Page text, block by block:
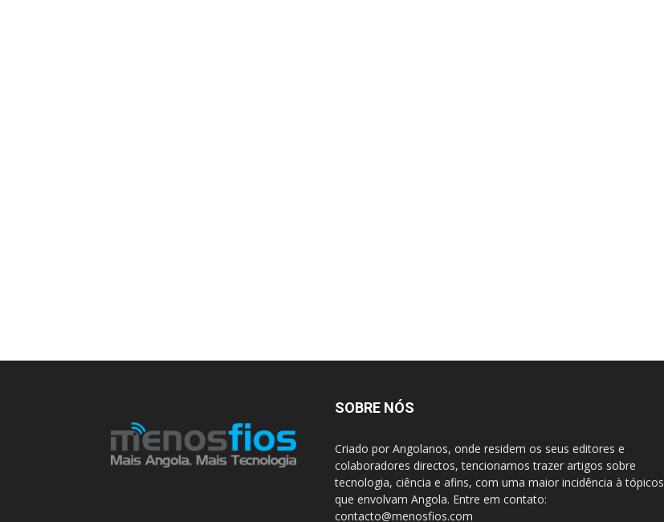
SOBRE NÓS
Criado por Angolanos, onde residem os seus editores e
colaboradores directos, tencionamos trazer artigos sobre
tecnologia, ciência e afins, com uma maior incidência à tópicos
que envolvam Angola. Entre em contato:
contacto@menosfios.com